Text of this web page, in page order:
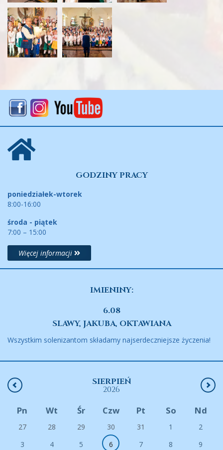
GODZINY PRACY
poniedziałek-wtorek
8:00-16:00
środa - piątek
7:00 – 15:00
Więcej informacji
IMIENINY:
6.08
SLAWY, JAKUBA, OKTAWIANA
Wszystkim solenizantom składamy najserdeczniejsze życzenia!
SIERPIEŃ
2026
Pn Wt Śr Czw Pt So Nd
27 28 29 30 31 1
2
3
4 5 6 7 8
9